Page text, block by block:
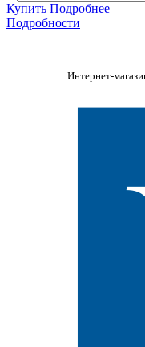
Купить Подробнее
Подробности
Интернет-